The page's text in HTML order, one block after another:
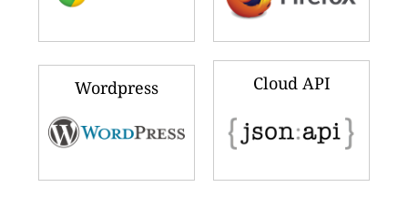
Wordpress Cloud API